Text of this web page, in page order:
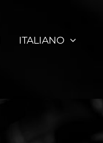
ITALIANO